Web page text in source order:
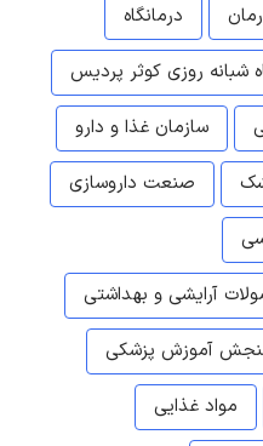
درمانگاه
شبانه روزی کوثر پردیس
سازمان غذا و دارو
صنعت داروسازی
آرایشی و بهداشتی
آموزش پزشکی
مواد غذایی